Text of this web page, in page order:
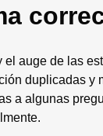
auge de las
duplicadas y
a algunas